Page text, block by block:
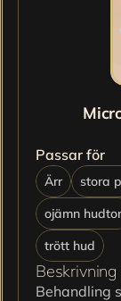
Passar för
Ärr
stora
ojämn
trött hud
Beskrivning
Behandling